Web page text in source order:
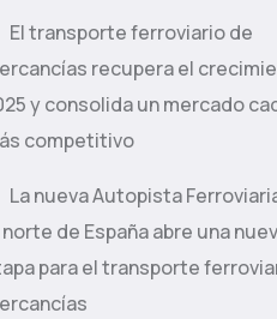
El transporte ferroviario de
recupera el
y consolida un mercado
competitivo
La nueva Autopista
de España abre una
para el transporte